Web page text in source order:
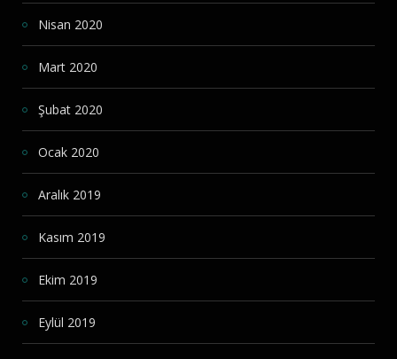
Nisan 2020
Mart 2020
Şubat 2020
Ocak 2020
Aralık 2019
Kasım 2019
Ekim 2019
Eylül 2019